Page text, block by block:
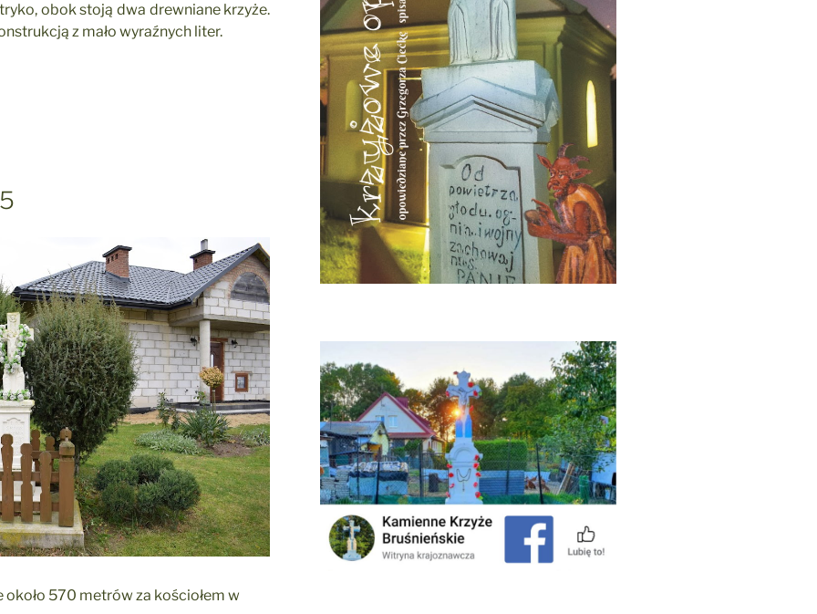
obok stoją dwa drewniane krzyże.
z mało wyraźnych liter.
570 metrów za kościołem w